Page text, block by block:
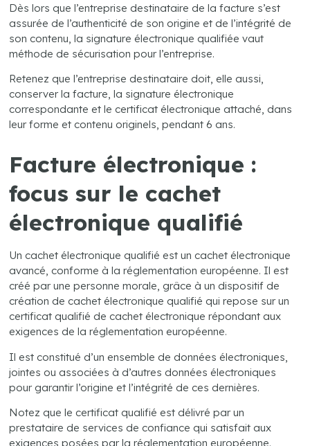
Dès lors que l’entreprise destinataire de la facture s’est
assurée de l’authenticité de son origine et de l’intégrité de
son contenu, la signature électronique qualifiée vaut
méthode de sécurisation pour l’entreprise.
Retenez que l’entreprise destinataire doit, elle aussi,
conserver la facture, la signature électronique
correspondante et le certificat électronique attaché, dans
leur forme et contenu originels, pendant 6 ans.
Facture électronique :
focus sur le cachet
électronique qualifié
Un cachet électronique qualifié est un cachet électronique
avancé, conforme à la réglementation européenne. Il est
créé par une personne morale, grâce à un dispositif de
création de cachet électronique qualifié qui repose sur un
certificat qualifié de cachet électronique répondant aux
exigences de la réglementation européenne.
Il est constitué d’un ensemble de données électroniques,
jointes ou associées à d’autres données électroniques
pour garantir l’origine et l’intégrité de ces dernières.
Notez que le certificat qualifié est délivré par un
prestataire de services de confiance qui satisfait aux
exigences posées par la réglementation européenne.